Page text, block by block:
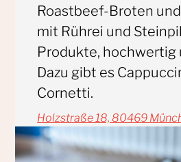
Roastbeef-Broten
mit Rührei und
Produkte, hochwertig
Dazu gibt es
Cornetti.
Holzstraße 18, 80469